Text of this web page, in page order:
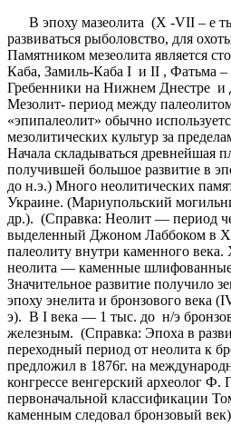
В эпоху мазеолита (Х -VII – е
развиваться рыболовство, для
Памятником мезеолита является
Каба, Замиль-Каба I и II , Фатьма
Гребенники на Нижнем Днестре и
Мезолит- период между
«эпипалеолит» обычно
мезолитических культур за
Начала складываться древнейшая
получившей большое развитие в
до н.э.) Много неолитических
Украине. (Мариупольский
др.). (Справка: Неолит — период
выделенный Джоном Лаббоком в
палеолиту внутри каменного
неолита — каменные
Значительное развитие получило
эпоху энелита и бронзового века
э). В I века — 1 тыс. до н/э
железным. (Справка: Эпоха в
переходный период от неолита к
предложил в 1876г. на
конгрессе венгерский археолог Ф.
первоначальной классификации
каменным следовал бронзовый